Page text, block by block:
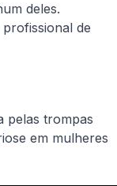
deles.
de
pelas trompas
em mulheres